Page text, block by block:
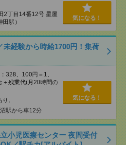
2丁目14番12号 星屋
駅）
気になる！
未経験から時給1700円！集荷
328、100円＝1、
残業代(月20時間の
。
駅から車12分
気になる！
小児医療センター 夜間受付